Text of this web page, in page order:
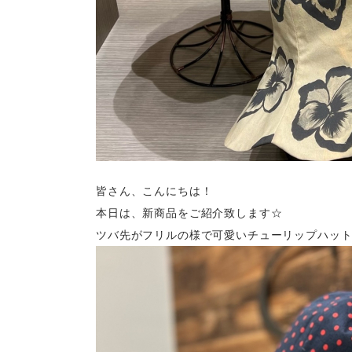
皆さん、こんにちは！
本日は、新商品をご紹介致します☆
ツバ先がフリルの様で可愛いチューリップハッ